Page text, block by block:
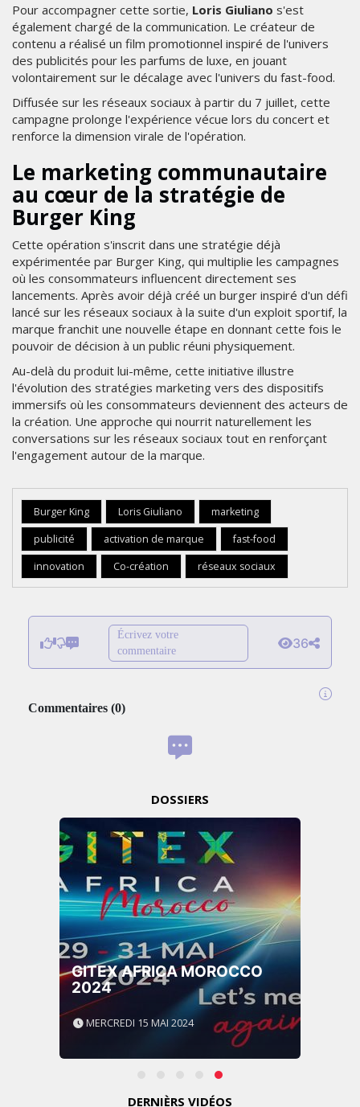
Pour accompagner cette sortie, Loris Giuliano s'est
également chargé de la communication. Le créateur de
contenu a réalisé un film promotionnel inspiré de l'univers
des publicités pour les parfums de luxe, en jouant
volontairement sur le décalage avec l'univers du fast-food.
Diffusée sur les réseaux sociaux à partir du 7 juillet, cette
campagne prolonge l'expérience vécue lors du concert et
renforce la dimension virale de l'opération.
Le marketing communautaire
au cœur de la stratégie de
Burger King
Cette opération s'inscrit dans une stratégie déjà
expérimentée par Burger King, qui multiplie les campagnes
où les consommateurs influencent directement ses
lancements. Après avoir déjà créé un burger inspiré d'un défi
lancé sur les réseaux sociaux à la suite d'un exploit sportif, la
marque franchit une nouvelle étape en donnant cette fois le
pouvoir de décision à un public réuni physiquement.
Au-delà du produit lui-même, cette initiative illustre
l'évolution des stratégies marketing vers des dispositifs
immersifs où les consommateurs deviennent des acteurs de
la création. Une approche qui nourrit naturellement les
conversations sur les réseaux sociaux tout en renforçant
l'engagement autour de la marque.
Burger King Loris Giuliano
marketing
publicité
activation de marque
fast-food
innovation
Co-création réseaux sociaux
Écrivez votre
commentaire
36
Commentaires (0)
DOSSIERS
GITEX AFRICA MOROCCO
2024
MERCREDI 15 MAI 2024
DERNIÈRS VIDÉOS